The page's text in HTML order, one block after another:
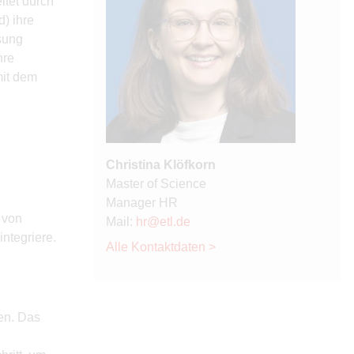
ihre
dem
Das
Christina Klöfkorn
Master of Science
Manager HR
Mail: hr@etl.de
Alle Kontaktdaten >